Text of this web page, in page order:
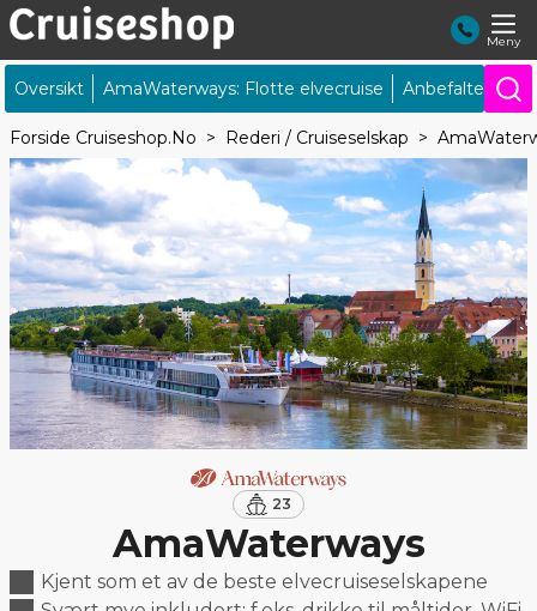
Meny
Oversikt AmaWaterways: Flotte elvecruise Anbefalte
Forside Cruiseshop.no Rederi / Cruiseselskap
23
AmaWaterways
Kjent som et av de beste elvecruiseselskapene